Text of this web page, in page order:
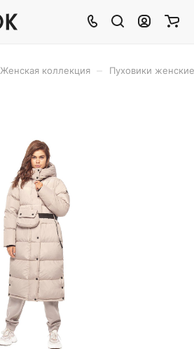
Женская коллекция Пуховики женские